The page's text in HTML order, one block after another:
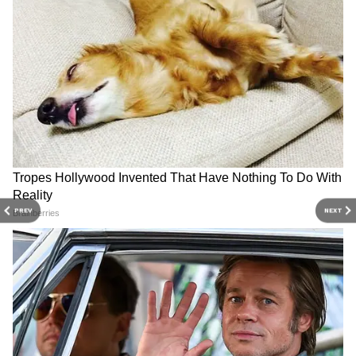
PREV NEXT
Related Articles
DOWNLOAD APP
RECOMMENDED STORIES